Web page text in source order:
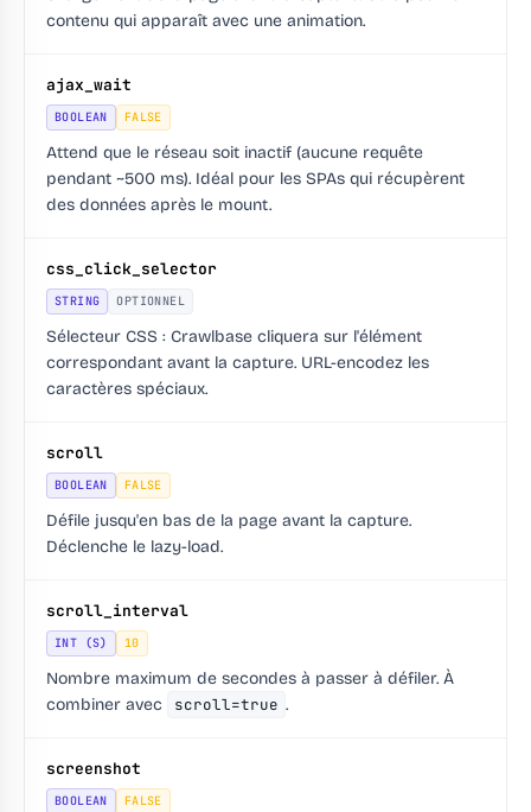
contenu qui apparaît avec une animation.
ajax_wait
BOOLEAN FALSE
Attend que le réseau soit inactif (aucune requête
pendant ~500 ms). Idéal pour les SPAs qui récupèrent
des données après le mount.
css_click_selector
STRING OPTIONNEL
Sélecteur CSS : Crawlbase cliquera sur l'élément
correspondant avant la capture. URL-encodez les
caractères spéciaux.
scroll
BOOLEAN FALSE
Défile jusqu'en bas de la page avant la capture.
Déclenche le lazy-load.
scroll_interval
INT (S) 10
Nombre maximum de secondes à passer à défiler. À
combiner avec
scroll=true .
screenshot
BOOLEAN FALSE